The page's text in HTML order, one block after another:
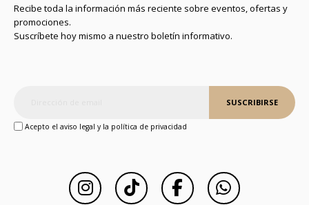
Recibe toda la información más reciente sobre eventos, ofertas y
promociones.
Suscríbete hoy mismo a nuestro boletín informativo.
Acepto el aviso legal y la política de privacidad
SUSCRIBIRSE